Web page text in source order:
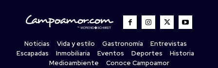
Noticias Vida y estilo Gastronomía
Entrevistas
Escapadas
Inmobiliaria Eventos Deportes
Historia
Medioambiente
Conoce Campoamor